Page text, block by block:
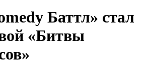
Баттл» стал
«Битвы